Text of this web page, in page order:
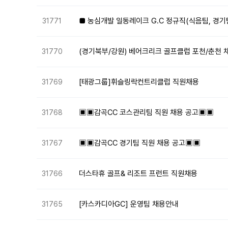
31771 ■ 농심개발 일동레이크 G.C 정규직(식음팀, 경
31770 (경기북부/강원) 베어크리크 골프클럽 포천/춘천
31769 [태광그룹]휘슬링락컨트리클럽 직원채용
31768 ▣▣감곡CC 코스관리팀 직원 채용 공고▣▣
31767 ▣▣감곡CC 경기팀 직원 채용 공고▣▣
31766 더스타휴 골프& 리조트 프런트 직원채용
31765 [카스카디아GC] 운영팀 채용안내